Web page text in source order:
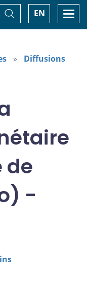
EN
Basculer
la
recherche
Diffusions
de
-